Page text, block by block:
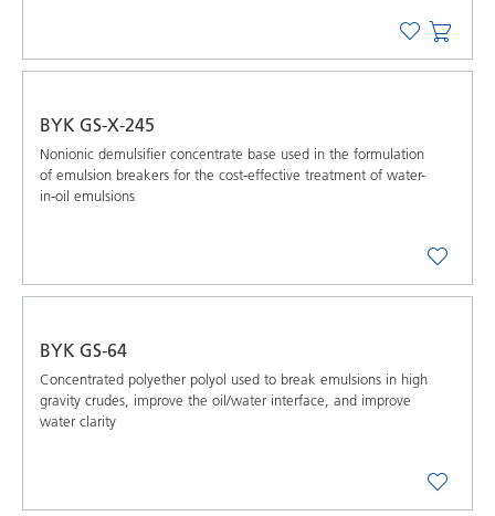
BYK GS-X-245
Nonionic demulsifier concentrate base used in the formulation
of emulsion breakers for the cost-effective treatment of water-
in-oil emulsions
BYK GS-64
Concentrated polyether polyol used to break emulsions in high
gravity crudes, improve the oil/water interface, and improve
water clarity